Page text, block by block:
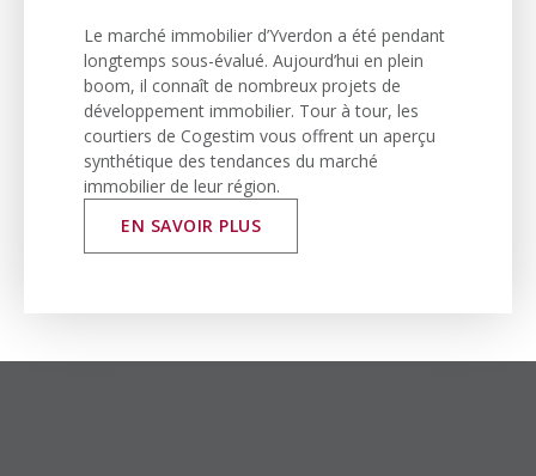
Le marché immobilier d’Yverdon a été pendant
longtemps sous-évalué. Aujourd’hui en plein
boom, il connaît de nombreux projets de
développement immobilier. Tour à tour, les
courtiers de Cogestim vous offrent un aperçu
synthétique des tendances du marché
immobilier de leur région.
EN SAVOIR PLUS